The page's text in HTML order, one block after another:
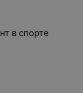
в спорте